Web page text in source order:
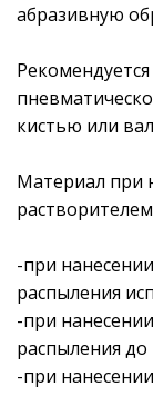
абразивную
кистью или
Материал при
-при
распыления
-при
распыления до
-при